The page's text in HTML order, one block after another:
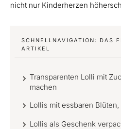
nicht nur Kinderherzen
SCHNELLNAVIGATION: DAS
ARTIKEL
Transparenten Lolli mit
machen
Lollis mit essbaren
Lollis als Geschenk